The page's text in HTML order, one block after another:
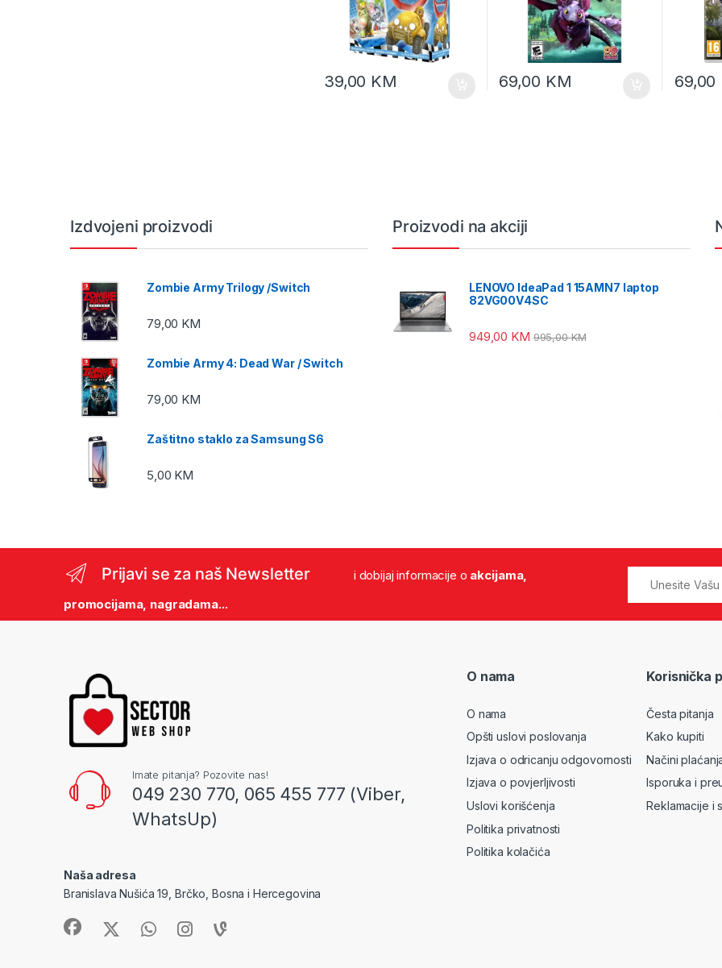
39,00 KM 69,00 KM 69,00
Izdvojeni proizvodi
Zombie Army Trilogy /Switch
79,00 KM
Zombie Army 4: Dead War / Switch
79,00 KM
Zaštitno staklo za Samsung S6
5,00 KM
Proizvodi na akciji
LENOVO IdeaPad 1 15AMN7 laptop
82VG00V4SC
949,00 KM 995,00KM
Prijavi se za naš Newsletter i dobijaj informacije o akcijama,
promocijama, nagradama...
Imate pitanja? Pozovite nas!
049 230 770, 065 455 777 (Viber,
WhatsUp)
Naša adresa
Branislava Nušića 19, Brčko, Bosna i Hercegovina
O nama
O nama
Opšti uslovi poslovanja
Izjava o odricanju odgovornosti
Izjava o povjerljivosti
Uslovi korišćenja
Politika privatnosti
Politika kolačića
Korisnička
Česta pitanja
Kako kupiti
Načini
Isporuka i
Reklamacije i